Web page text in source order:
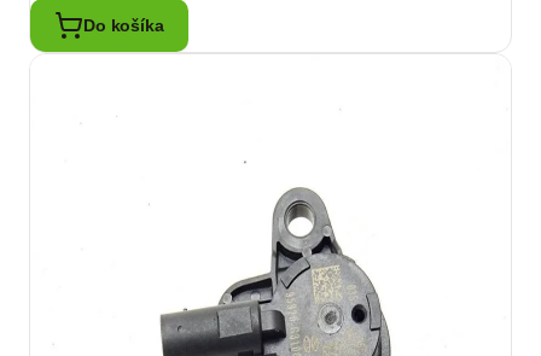
Do košíka